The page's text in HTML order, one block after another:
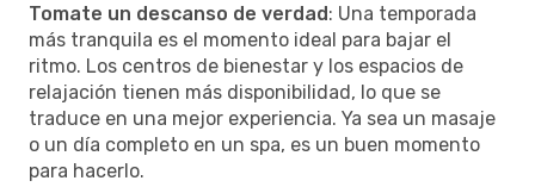
Tomate un descanso de verdad: Una temporada
más tranquila es el momento ideal para bajar el
ritmo. Los centros de bienestar y los espacios de
relajación tienen más disponibilidad, lo que se
traduce en una mejor experiencia. Ya sea un masaje
o un día completo en un spa, es un buen momento
para hacerlo.